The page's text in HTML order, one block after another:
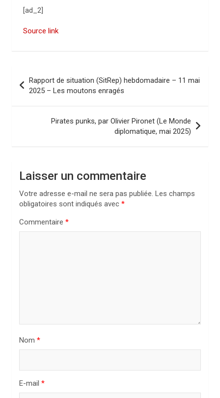
[ad_2]
Source link
v
a
Rapport de situation (SitRep) hebdomadaire – 11 mai
2025 – Les moutons enragés
Pirates punks, par Olivier Pironet (Le Monde
diplomatique, mai 2025)
Laisser un commentaire
Votre adresse e-mail ne sera pas publiée. Les champs
obligatoires sont indiqués avec *
Commentaire *
Nom *
E-mail *